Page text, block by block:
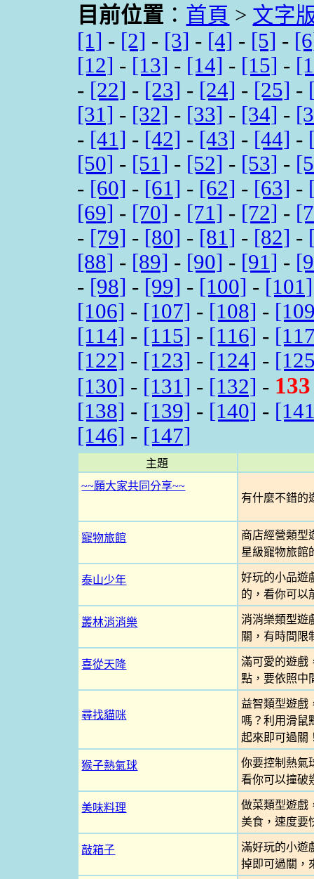
目前位置 ： 首頁 > 文字
[1] - [2] - [3] - [4] - [5] -
[12] - [13] - [14] - [15] -
- [22] - [23] - [24] - [25] -
[31] - [32] - [33] - [34] -
- [41] - [42] - [43] - [44] -
[50] - [51] - [52] - [53] -
- [60] - [61] - [62] - [63] -
[69] - [70] - [71] - [72] -
- [79] - [80] - [81] - [82] -
[88] - [89] - [90] - [91] -
- [98] - [99] - [100] - [101]
[106] - [107] - [108] -
[114] - [115] - [116] -
[122] - [123] - [124] -
[130] - [131] - [132] - 133
[138] - [139] - [140] -
[146] - [147]
主題
~~願大家共同分享~~
有什麼不錯的
寵物旅館
商店經營類型
星級寵物旅館
泰山少年
好玩的小品遊
的，看你可以
叢林消消樂
消消樂類型遊
關，有時間限
喜從天降
滿可愛的遊戲
點，要依照中
尋找貓咪
益智類型遊戲
嗎？利用滑鼠
起來即可過關
猴子熱氣球
你要控制熱氣
看你可以撞破
美味料理
做菜類型遊戲
美食，速度要
敲箱子
滿好玩的小遊
掉即可過關，